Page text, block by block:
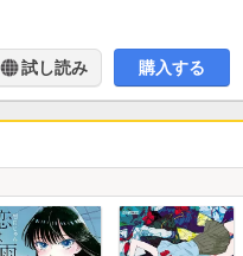
試し読み 購入する